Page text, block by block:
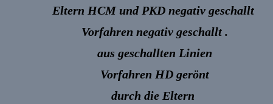
Eltern HCM und PKD negativ geschallt
Vorfahren negativ geschallt .
aus geschallten Linien
Vorfahren HD gerönt
durch die Eltern